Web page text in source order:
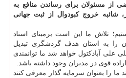
از مسئولان برای رساندن منافع به
شائبه خروج كبودوال از ثبت جهانی
تلاش ما این است برمبنای اسناد
را به استان هدف گردشگری تبدیل
علی آبادكتول خواهد شد ما توانمندی
قوی در مدیران وجود داشته باشد.
ما را بعنوان سرمایه گذار معرفی كنند